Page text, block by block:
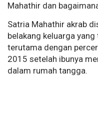
Mahathir dan
Satria Mahathir akrab
belakang keluarga
terutama dengan
2015 setelah ibunya
dalam rumah tangga.